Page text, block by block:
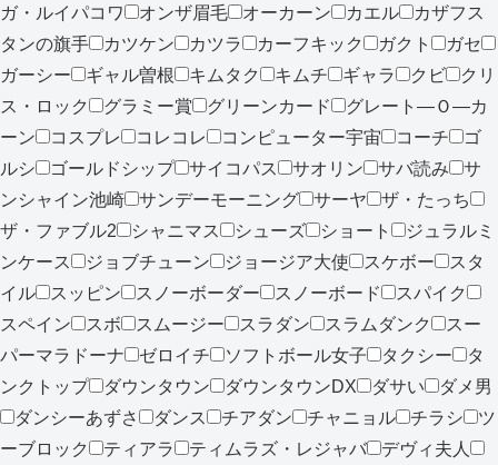
ガ・ルイパコワ
オンザ眉毛 オーカーン カエル
カザフス
タンの旗手
カツケン カツラ カーフキック ガクト
ガセ
ガーシー
ギャル曽根 キムタク キムチ ギャラ クビ
クリ
ス・ロック
グラミー賞 グリーンカード
グレート―Ｏ―カ
ーン
コスプレ コレコレ コンピューター宇宙 コーチ
ゴ
ルシ
ゴールドシップ サイコパス サオリン サバ読み
サ
ンシャイン池崎
サンデーモーニング サーヤ
ザ・たっち
ザ・ファブル2
シャニマス シューズ ショート
ジュラルミ
ンケース
ジョブチューン ジョージア大使 スケボー
スタ
イル
スッピン スノーボーダー スノーボード
スパイク
スペイン
スボ スムージー スラダン スラムダンク
スー
パーマラドーナ
ゼロイチ ソフトボール女子 タクシー
タ
ンクトップ
ダウンタウン ダウンタウンDX ダサい
ダメ男
ダンシーあずさ
ダンス チアダン チャニョル チラシ
ツ
ーブロック
ティアラ ティムラズ・レジャバ
デヴィ夫人